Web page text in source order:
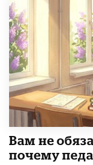
​Вам не
почему